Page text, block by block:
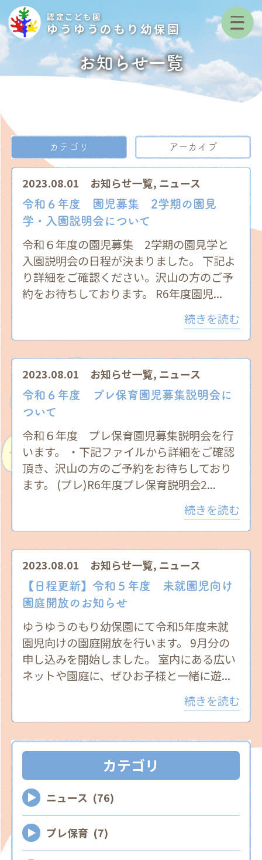
認定こども園
ゆうゆうのもり幼保園
お知らせ一覧
カテゴリ アーカイブ
2023.08.01 お知らせ一覧, ニュース
令和６年度 園児募集 2学期の園見
学・入園説明会について
令和６年度の園児募集 2学期の園見学と
入園説明会の日程が決まりました。 下記よ
り詳細をご確認ください。沢山の方のご予
約をお待ちしております。 R6年度園児...
続きを読む
2023.08.01 お知らせ一覧, ニュース
令和６年度 プレ保育園児募集説明会に
ついて
令和６年度 プレ保育園児募集説明会を行
います。 ・下記ファイルから詳細をご確認
頂き、沢山の方のご予約をお待ちしており
ます。 (プレ)R6年度プレ保育説明会2...
続きを読む
2023.08.01 お知らせ一覧, ニュース
【日程更新】令和５年度 未就園児向け
園庭開放のお知らせ
ゆうゆうのもり幼保園にて令和5年度未就
園児向けの園庭開放を行います。 9月分の
申し込みを開始しました。 室内にある広い
ネットや園庭に、ぜひお子様と一緒に遊...
続きを読む
カテゴリ
ニュース (76)
プレ保育 (7)